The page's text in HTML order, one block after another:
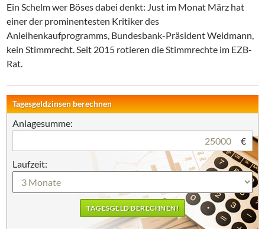
Ein Schelm wer Böses dabei denkt: Just im Monat März hat
einer der prominentesten Kritiker des
Anleihenkaufprogramms, Bundesbank-Präsident Weidmann,
kein Stimmrecht. Seit 2015 rotieren die Stimmrechte im EZB-
Rat.
Tagesgeldzinsen berechnen
Anlagesumme:
€
Laufzeit: